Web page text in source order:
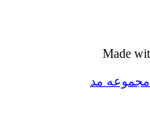
Made
مجموعه مد